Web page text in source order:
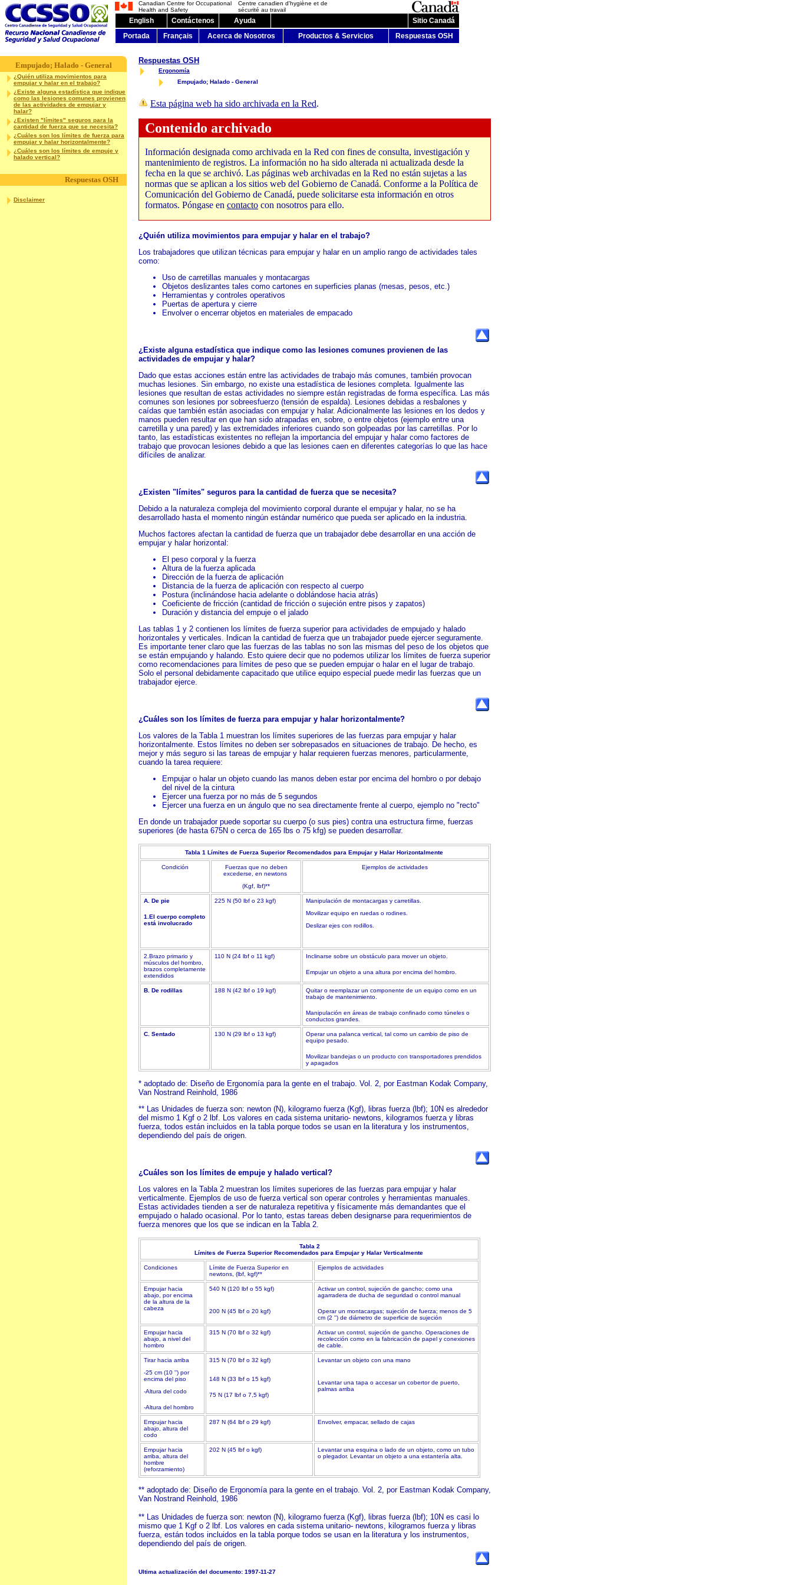
Canadian Centre for Occupational
Health and Safety
Centre canadien d'hygiène et de
sécurité au travail
English Contáctenos Ayuda
Sitio Canadá
Portada
Français Acerca de Nosotros Productos & Servicios Respuestas OSH
Empujado; Halado - General
¿Quién utiliza movimientos para
empujar y halar en el trabajo?
¿Existe alguna estadística que indique
como las lesiones comunes provienen
de las actividades de empujar y
halar?
¿Existen "límites" seguros para la
cantidad de fuerza que se necesita?
¿Cuáles son los límites de fuerza para
empujar y halar horizontalmente?
¿Cuáles son los límites de empuje y
halado vertical?
Respuestas OSH
Disclaimer
Respuestas OSH
Ergonomía
Empujado; Halado - General
Esta página web ha sido archivada en la Red.
Contenido archivado
Información designada como archivada en la Red con fines de consulta, investigación y
mantenimiento de registros. La información no ha sido alterada ni actualizada desde la
fecha en la que se archivó. Las páginas web archivadas en la Red no están sujetas a las
normas que se aplican a los sitios web del Gobierno de Canadá. Conforme a la Política de
Comunicación del Gobierno de Canadá, puede solicitarse esta información en otros
formatos. Póngase en contacto con nosotros para ello.
¿Quién utiliza movimientos para empujar y halar en el trabajo?
Los trabajadores que utilizan técnicas para empujar y halar en un amplio rango de actividades tales
como:
Uso de carretillas manuales y montacargas
Objetos deslizantes tales como cartones en superficies planas (mesas, pesos, etc.)
Herramientas y controles operativos
Puertas de apertura y cierre
Envolver o encerrar objetos en materiales de empacado
¿Existe alguna estadística que indique como las lesiones comunes provienen de las
actividades de empujar y halar?
Dado que estas acciones están entre las actividades de trabajo más comunes, también provocan
muchas lesiones. Sin embargo, no existe una estadística de lesiones completa. Igualmente las
lesiones que resultan de estas actividades no siempre están registradas de forma específica. Las más
comunes son lesiones por sobreesfuerzo (tensión de espalda). Lesiones debidas a resbalones y
caídas que también están asociadas con empujar y halar. Adicionalmente las lesiones en los dedos y
manos pueden resultar en que han sido atrapadas en, sobre, o entre objetos (ejemplo entre una
carretilla y una pared) y las extremidades inferiores cuando son golpeadas por las carretillas. Por lo
tanto, las estadísticas existentes no reflejan la importancia del empujar y halar como factores de
trabajo que provocan lesiones debido a que las lesiones caen en diferentes categorías lo que las hace
difíciles de analizar.
¿Existen "límites" seguros para la cantidad de fuerza que se necesita?
Debido a la naturaleza compleja del movimiento corporal durante el empujar y halar, no se ha
desarrollado hasta el momento ningún estándar numérico que pueda ser aplicado en la industria.
Muchos factores afectan la cantidad de fuerza que un trabajador debe desarrollar en una acción de
empujar y halar horizontal:
El peso corporal y la fuerza
Altura de la fuerza aplicada
Dirección de la fuerza de aplicación
Distancia de la fuerza de aplicación con respecto al cuerpo
Postura (inclinándose hacia adelante o doblándose hacia atrás)
Coeficiente de fricción (cantidad de fricción o sujeción entre pisos y zapatos)
Duración y distancia del empuje o el jalado
Las tablas 1 y 2 contienen los límites de fuerza superior para actividades de empujado y halado
horizontales y verticales. Indican la cantidad de fuerza que un trabajador puede ejercer seguramente.
Es importante tener claro que las fuerzas de las tablas no son las mismas del peso de los objetos que
se están empujando y halando. Esto quiere decir que no podemos utilizar los límites de fuerza superior
como recomendaciones para límites de peso que se pueden empujar o halar en el lugar de trabajo.
Solo el personal debidamente capacitado que utilice equipo especial puede medir las fuerzas que un
trabajador ejerce.
¿Cuáles son los límites de fuerza para empujar y halar horizontalmente?
Los valores de la Tabla 1 muestran los límites superiores de las fuerzas para empujar y halar
horizontalmente. Estos límites no deben ser sobrepasados en situaciones de trabajo. De hecho, es
mejor y más seguro si las tareas de empujar y halar requieren fuerzas menores, particularmente,
cuando la tarea requiere:
Empujar o halar un objeto cuando las manos deben estar por encima del hombro o por debajo
del nivel de la cintura
Ejercer una fuerza por no más de 5 segundos
Ejercer una fuerza en un ángulo que no sea directamente frente al cuerpo, ejemplo no "recto"
En donde un trabajador puede soportar su cuerpo (o sus pies) contra una estructura firme, fuerzas
superiores (de hasta 675N o cerca de 165 lbs o 75 kfg) se pueden desarrollar.
Tabla 1 Límites de Fuerza Superior Recomendados para Empujar y Halar Horizontalmente
Condición
Fuerzas que no deben
excederse, en newtons
(Kgf, lbf)**
Ejemplos de actividades
A. De pie
1.El cuerpo completo
está involucrado
225 N (50 lbf o 23 kgf)
Manipulación de montacargas y carretillas.
Movilizar equipo en ruedas o rodines.
Deslizar ejes con rodillos.
2.Brazo primario y
músculos del hombro,
brazos completamente
extendidos
110 N (24 lbf o 11 kgf) Inclinarse sobre un obstáculo para mover un objeto.
Empujar un objeto a una altura por encima del hombro.
B. De rodillas 188 N (42 lbf o 19 kgf)
Quitar o reemplazar un componente de un equipo como en un
trabajo de mantenimiento.
Manipulación en áreas de trabajo confinado como túneles o
conductos grandes.
C. Sentado 130 N (29 lbf o 13 kgf)
Operar una palanca vertical, tal como un cambio de piso de
equipo pesado.
Movilizar bandejas o un producto con transportadores prendidos
y apagados
* adoptado de: Diseño de Ergonomía para la gente en el trabajo. Vol. 2, por Eastman Kodak Company,
Van Nostrand Reinhold, 1986
** Las Unidades de fuerza son: newton (N), kilogramo fuerza (Kgf), libras fuerza (lbf); 10N es alrededor
del mismo 1 Kgf o 2 lbf. Los valores en cada sistema unitario- newtons, kilogramos fuerza y libras
fuerza, todos están incluidos en la tabla porque todos se usan en la literatura y los instrumentos,
dependiendo del país de origen.
¿Cuáles son los límites de empuje y halado vertical?
Los valores en la Tabla 2 muestran los límites superiores de las fuerzas para empujar y halar
verticalmente. Ejemplos de uso de fuerza vertical son operar controles y herramientas manuales.
Estas actividades tienden a ser de naturaleza repetitiva y físicamente más demandantes que el
empujado o halado ocasional. Por lo tanto, estas tareas deben designarse para requerimientos de
fuerza menores que los que se indican en la Tabla 2.
Tabla 2
Límites de Fuerza Superior Recomendados para Empujar y Halar Verticalmente
Condiciones
Límite de Fuerza Superior en
newtons, (lbf, kgf)**
Ejemplos de actividades
Empujar hacia
abajo, por encima
de la altura de la
cabeza
540 N (120 lbf o 55 kgf)
200 N (45 lbf o 20 kgf)
Activar un control, sujeción de gancho; como una
agarradera de ducha de seguridad o control manual
Operar un montacargas; sujeción de fuerza; menos de 5
cm (2 '') de diámetro de superficie de sujeción
Empujar hacia
abajo, a nivel del
hombro
315 N (70 lbf o 32 kgf)
Activar un control, sujeción de gancho. Operaciones de
recolección como en la fabricación de papel y conexiones
de cable.
Tirar hacia arriba
-25 cm (10 '') por
encima del piso
-Altura del codo
-Altura del hombro
315 N (70 lbf o 32 kgf)
148 N (33 lbf o 15 kgf)
75 N (17 lbf o 7,5 kgf)
Levantar un objeto con una mano
Levantar una tapa o accesar un cobertor de puerto,
palmas arriba
Empujar hacia
abajo, altura del
codo
287 N (64 lbf o 29 kgf) Envolver, empacar, sellado de cajas
Empujar hacia
arriba, altura del
hombre
(reforzamiento)
202 N (45 lbf o kgf)
Levantar una esquina o lado de un objeto, como un tubo
o plegador. Levantar un objeto a una estantería alta.
** adoptado de: Diseño de Ergonomía para la gente en el trabajo. Vol. 2, por Eastman Kodak Company,
Van Nostrand Reinhold, 1986
** Las Unidades de fuerza son: newton (N), kilogramo fuerza (Kgf), libras fuerza (lbf); 10N es casi lo
mismo que 1 Kgf o 2 lbf. Los valores en cada sistema unitario- newtons, kilogramos fuerza y libras
fuerza, están todos incluidos en la tabla porque todos se usan en la literatura y los instrumentos,
dependiendo del país de origen.
Ultima actualización del documento: 1997-11-27